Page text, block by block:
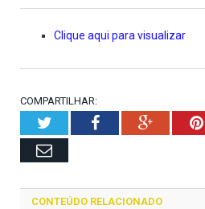
Clique aqui para visualizar
COMPARTILHAR:
TwitterFacebookGoogle+
Email
CONTEÚDO RELACIONADO